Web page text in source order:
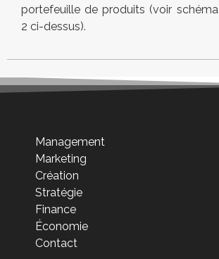
portefeuille de produits (voir schéma
2 ci-dessus).
Management
Marketing
Création
Stratégie
Finance
Économie
Contact